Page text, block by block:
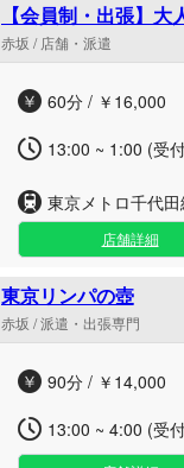
【会員制・出張】大
赤坂 / 店舗・派遣
60分 / ￥16,000
13:00 ~ 1:00 (受
東京メトロ千代
店舗詳細
東京リンパの壺
赤坂 / 派遣・出張専門
90分 / ￥14,000
13:00 ~ 4:00 (受